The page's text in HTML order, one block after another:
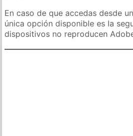
En caso de que accedas desde
única opción disponible es la
dispositivos no reproducen